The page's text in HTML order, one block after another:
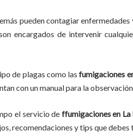
pueden contagiar enfermedades
encargados de intervenir
de plagas como lasfumigaciones
con un manual para la
el servicio de ffumigaciones en
recomendaciones y tips que